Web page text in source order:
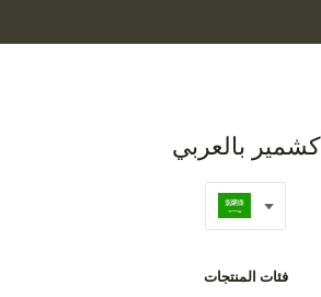
كشمير بالعربي
فئات المنتجات